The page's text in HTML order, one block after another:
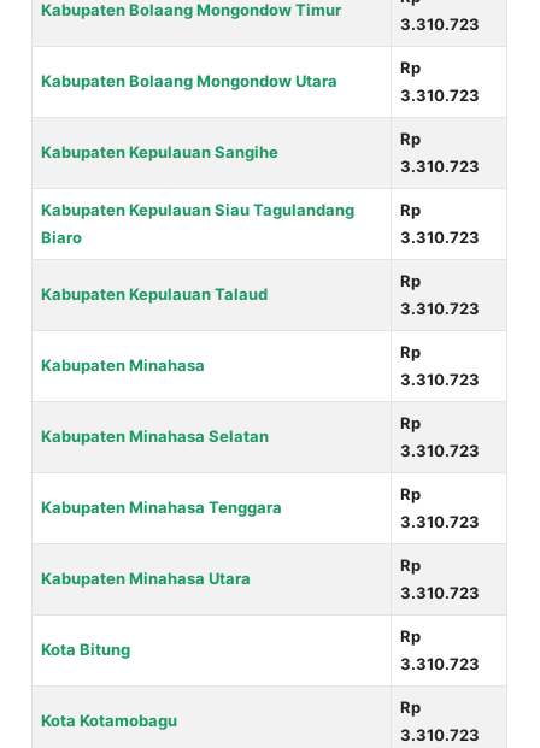
Kabupaten Bolaang Mongondow Timur
3.310.723
Kabupaten Bolaang Mongondow Utara
Rp
3.310.723
Kabupaten Kepulauan Sangihe
Rp
3.310.723
Kabupaten Kepulauan Siau Tagulandang
Biaro
Rp
3.310.723
Kabupaten Kepulauan Talaud
Rp
3.310.723
Kabupaten Minahasa
Rp
3.310.723
Kabupaten Minahasa Selatan
Rp
3.310.723
Kabupaten Minahasa Tenggara
Rp
3.310.723
Kabupaten Minahasa Utara
Rp
3.310.723
Kota Bitung
Rp
3.310.723
Kota Kotamobagu
Rp
3.310.723